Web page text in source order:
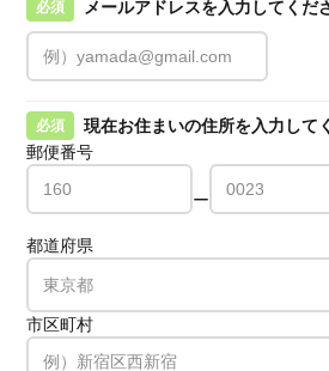
必須 メールアドレスを入力してくだ
必須
現在お住まいの住所を入力して
郵便番号
ー
都道府県
市区町村